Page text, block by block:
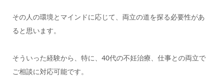
その人の環境とマインドに応じて、両立の道を探る必要性があ
ると思います。
そういった経験から、特に、40代の不妊治療、仕事との両立で
ご相談に対応可能です。